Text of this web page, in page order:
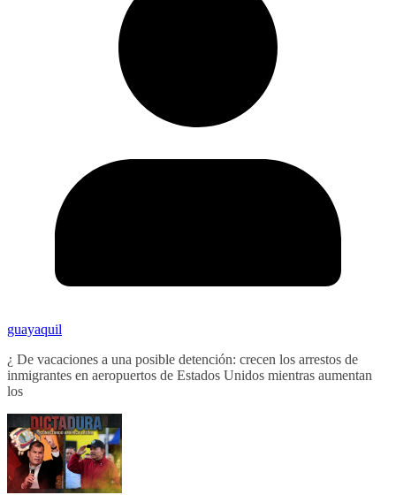
guayaquil
¿ De vacaciones a una posible detención: crecen los arrestos de
inmigrantes en aeropuertos de Estados Unidos mientras aumentan
los